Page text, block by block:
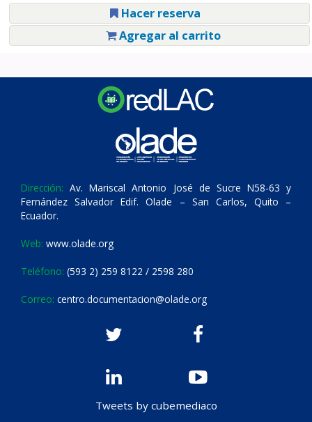
Hacer reserva
Agregar al carrito
Dirección: Av. Mariscal Antonio José de Sucre N58-63 y
Fernández Salvador Edif. Olade – San Carlos, Quito –
Ecuador.
Web: www.olade.org
Teléfono: (593 2) 259 8122 / 2598 280
Correo: centro.documentacion@olade.org
Tweets by cubemediaco